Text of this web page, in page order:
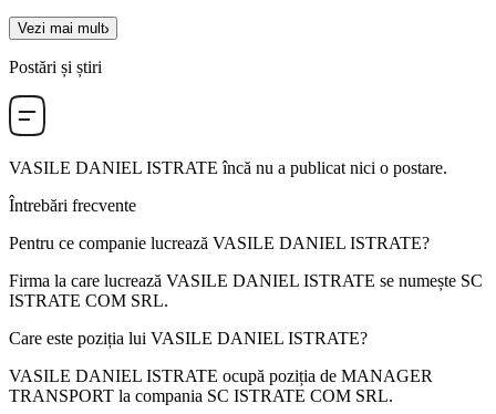
Vezi mai mult
Postări și știri
VASILE DANIEL ISTRATE încă nu a publicat nici o postare.
Întrebări frecvente
Pentru ce companie lucrează VASILE DANIEL ISTRATE?
Firma la care lucrează VASILE DANIEL ISTRATE se numește SC
ISTRATE COM SRL.
Care este poziția lui VASILE DANIEL ISTRATE?
VASILE DANIEL ISTRATE ocupă poziția de MANAGER
TRANSPORT la compania SC ISTRATE COM SRL.